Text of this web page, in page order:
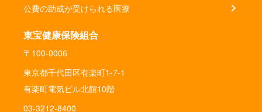
公費の助成が受けられる医療
東宝健康保険組合
〒100-0006
東京都千代田区有楽町1-7-1
有楽町電気ビル北館10階
03-3212-8400